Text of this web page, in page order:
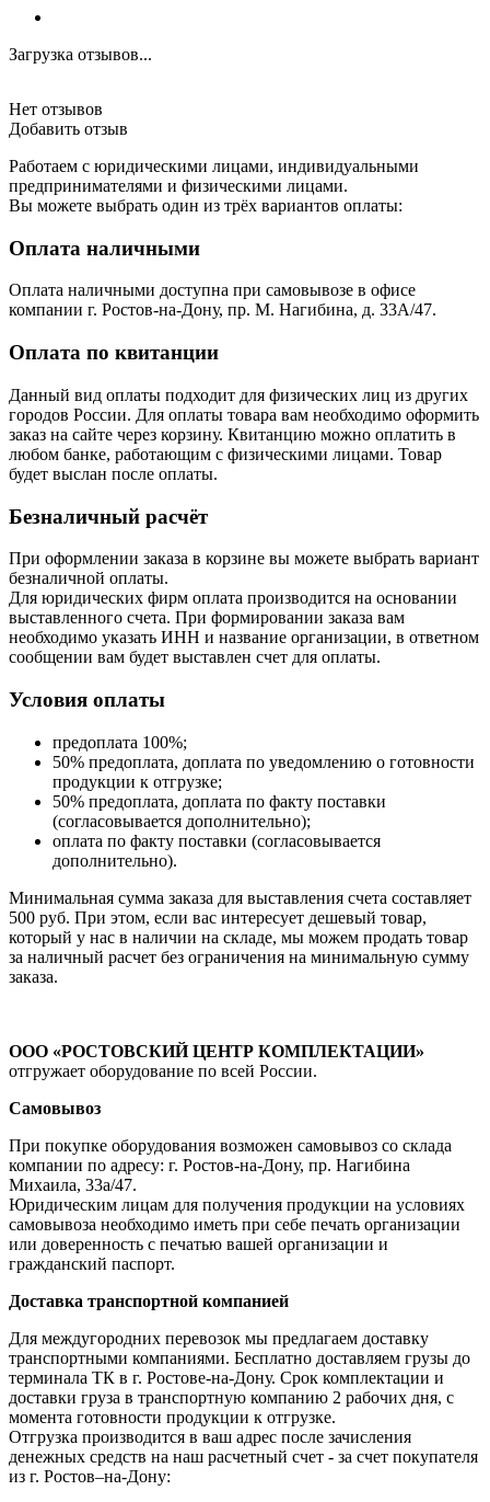
Загрузка отзывов...
Нет отзывов
Добавить отзыв
Работаем с юридическими лицами, индивидуальными
предпринимателями и физическими лицами.
Вы можете выбрать один из трёх вариантов оплаты:
Оплата наличными
Оплата наличными доступна при самовывозе в офисе
компании г. Ростов-на-Дону, пр. М. Нагибина, д. 33А/47.
Оплата по квитанции
Данный вид оплаты подходит для физических лиц из других
городов России. Для оплаты товара вам необходимо оформить
заказ на сайте через корзину. Квитанцию можно оплатить в
любом банке, работающим с физическими лицами. Товар
будет выслан после оплаты.
Безналичный расчёт
При оформлении заказа в корзине вы можете выбрать вариант
безналичной оплаты.
Для юридических фирм оплата производится на основании
выставленного счета. При формировании заказа вам
необходимо указать ИНН и название организации, в ответном
сообщении вам будет выставлен счет для оплаты.
Условия оплаты
предоплата 100%;
50% предоплата, доплата по уведомлению о готовности
продукции к отгрузке;
50% предоплата, доплата по факту поставки
(согласовывается дополнительно);
оплата по факту поставки (согласовывается
дополнительно).
Минимальная сумма заказа для выставления счета составляет
500 руб. При этом, если вас интересует дешевый товар,
который у нас в наличии на складе, мы можем продать товар
за наличный расчет без ограничения на минимальную сумму
заказа.
ООО «РОСТОВСКИЙ ЦЕНТР КОМПЛЕКТАЦИИ»
отгружает оборудование по всей России.
Самовывоз
При покупке оборудования возможен самовывоз со склада
компании по адресу: г. Ростов-на-Дону, пр. Нагибина
Михаила, 33а/47.
Юридическим лицам для получения продукции на условиях
самовывоза необходимо иметь при себе печать организации
или доверенность с печатью вашей организации и
гражданский паспорт.
Доставка транспортной компанией
Для междугородних перевозок мы предлагаем доставку
транспортными компаниями. Бесплатно доставляем грузы до
терминала ТК в г. Ростове-на-Дону. Срок комплектации и
доставки груза в транспортную компанию 2 рабочих дня, с
момента готовности продукции к отгрузке.
Отгрузка производится в ваш адрес после зачисления
денежных средств на наш расчетный счет - за счет покупателя
из г. Ростов–на-Дону: